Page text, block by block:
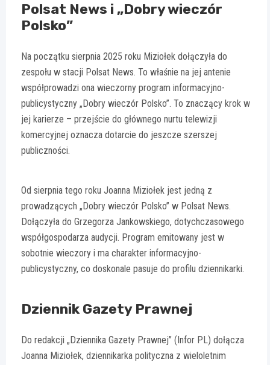
Polsat News i „Dobry wieczór
Polsko”
Na początku sierpnia 2025 roku Miziołek dołączyła do
zespołu w stacji Polsat News. To właśnie na jej antenie
współprowadzi ona wieczorny program informacyjno-
publicystyczny „Dobry wieczór Polsko”. To znaczący krok w
jej karierze – przejście do głównego nurtu telewizji
komercyjnej oznacza dotarcie do jeszcze szerszej
publiczności.
Od sierpnia tego roku Joanna Miziołek jest jedną z
prowadzących „Dobry wieczór Polsko” w Polsat News.
Dołączyła do Grzegorza Jankowskiego, dotychczasowego
współgospodarza audycji. Program emitowany jest w
sobotnie wieczory i ma charakter informacyjno-
publicystyczny, co doskonale pasuje do profilu dziennikarki.
Dziennik Gazety Prawnej
Do redakcji „Dziennika Gazety Prawnej” (Infor PL) dołącza
Joanna Miziołek, dziennikarka polityczna z wieloletnim